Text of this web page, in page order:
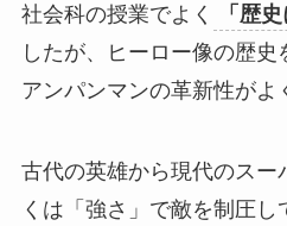
社会科の授業でよく 「歴
したが、ヒーロー像の歴史
アンパンマンの革新性がよ
古代の英雄から現代のスー
くは「強さ」で敵を制圧し